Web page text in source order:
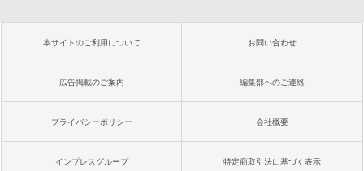
本サイトのご利用について お問い合わせ
広告掲載のご案内 編集部へのご連絡
プライバシーポリシー 会社概要
インプレスグループ 特定商取引法に基づく表示